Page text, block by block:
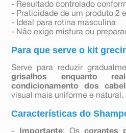
- Resultado controlado
- Praticidade de um produto 2
- Ideal para rotina masculina
- Não exige mistura ou
Para que serve o kit
Serve para reduzir
grisalhos enquanto
condicionamento dos
visual mais uniforme e natural.
Características do
- Importante: Os corantes